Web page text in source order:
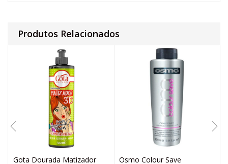
Produtos Relacionados
Gota Dourada Matizador Osmo Colour Save